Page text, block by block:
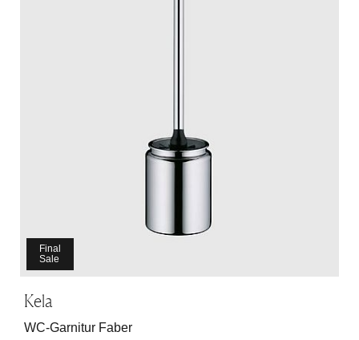
Final
Sale
Kela
WC-Garnitur Faber